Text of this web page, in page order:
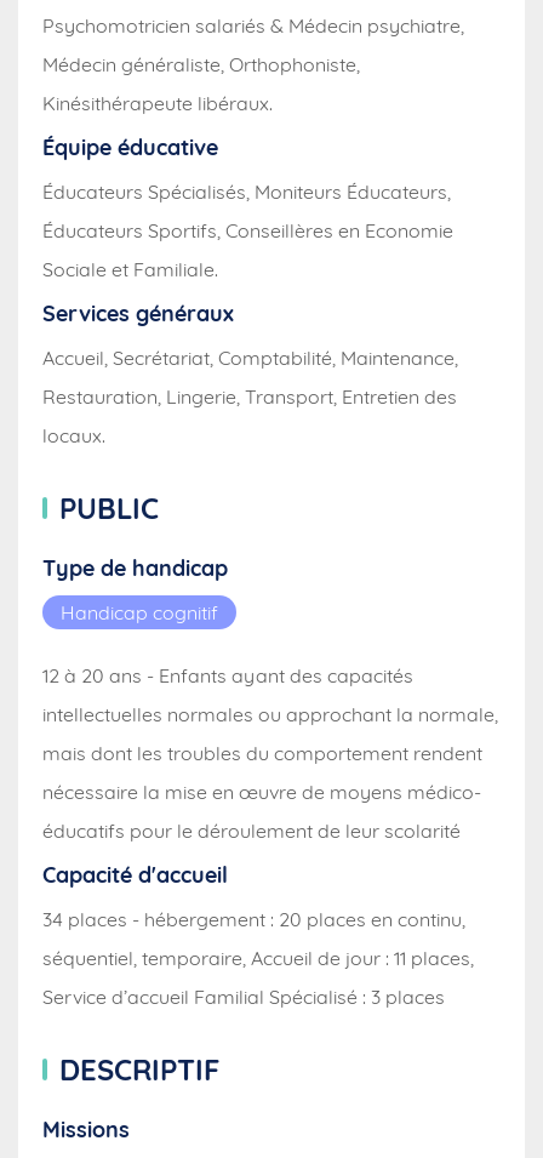
Psychomotricien salariés & Médecin psychiatre,
Médecin généraliste, Orthophoniste,
Kinésithérapeute libéraux.
Équipe éducative
Éducateurs Spécialisés, Moniteurs Éducateurs,
Éducateurs Sportifs, Conseillères en Economie
Sociale et Familiale.
Services généraux
Accueil, Secrétariat, Comptabilité, Maintenance,
Restauration, Lingerie, Transport, Entretien des
locaux.
PUBLIC
Type de handicap
Handicap cognitif
12 à 20 ans - Enfants ayant des capacités
intellectuelles normales ou approchant la normale,
mais dont les troubles du comportement rendent
nécessaire la mise en œuvre de moyens médico-
éducatifs pour le déroulement de leur scolarité
Capacité d'accueil
34 places - hébergement : 20 places en continu,
séquentiel, temporaire, Accueil de jour : 11 places,
Service d’accueil Familial Spécialisé : 3 places
DESCRIPTIF
Missions